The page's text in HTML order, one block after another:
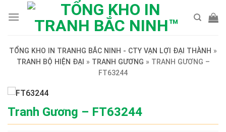
TỔNG KHO IN TRANHG BẮC NINH - CTY VẠN LỢI ĐẠI THÀNH »
TRANH BỘ HIỆN ĐẠI » TRANH GƯƠNG » TRANH GƯƠNG –
FT63244
Tranh Gương – FT63244